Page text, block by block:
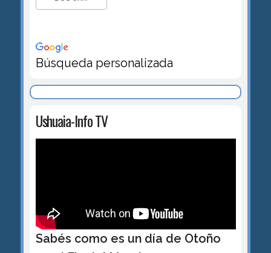
Búsqueda personalizada
Ushuaia-Info TV
Sabés como es un día de Otoño